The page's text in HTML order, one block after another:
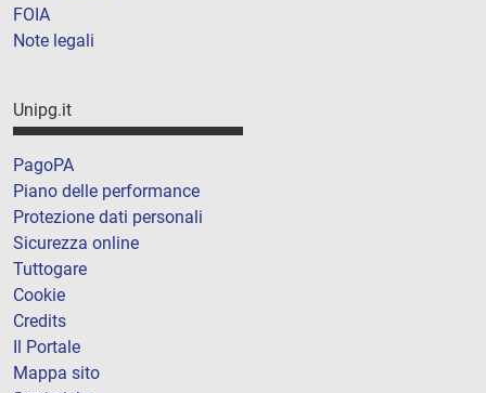
FOIA
Note legali
Unipg.it
PagoPA
Piano delle performance
Protezione dati personali
Sicurezza online
Tuttogare
Cookie
Credits
Il Portale
Mappa sito